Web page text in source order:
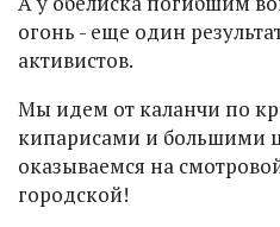
огонь - еще один
активистов.
Мы идем от каланчи по
кипарисами и большими
оказываемся на
городской!